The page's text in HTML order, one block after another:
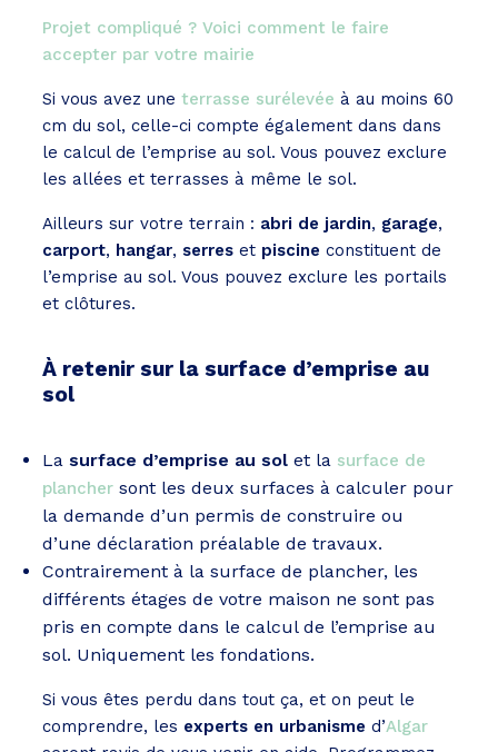
Projet compliqué ? Voici comment le faire
accepter par votre mairie
Si vous avez une terrasse surélevée à au moins 60
cm du sol, celle-ci compte également dans dans
le calcul de l’emprise au sol. Vous pouvez exclure
les allées et terrasses à même le sol.
Ailleurs sur votre terrain : abri de jardin, garage,
carport, hangar, serres et piscine constituent de
l’emprise au sol. Vous pouvez exclure les portails
et clôtures.
À retenir sur la surface d’emprise au
sol
La surface d’emprise au sol et la surface de
plancher sont les deux surfaces à calculer pour
la demande d’un permis de construire ou
d’une déclaration préalable de travaux.
Contrairement à la surface de plancher, les
différents étages de votre maison ne sont pas
pris en compte dans le calcul de l’emprise au
sol. Uniquement les fondations.
Si vous êtes perdu dans tout ça, et on peut le
comprendre, les experts en urbanisme d’Algar